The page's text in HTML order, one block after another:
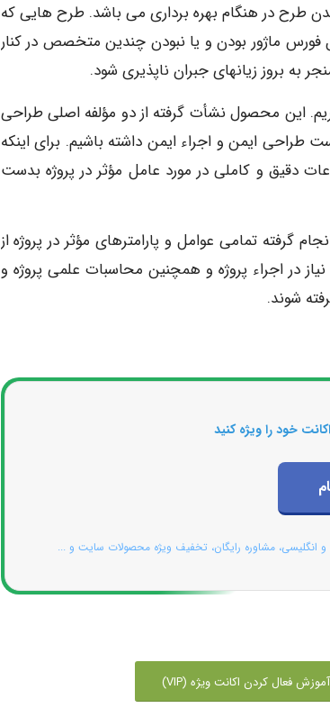
طرح در هنگام بهره برداری می باشد. طرح هایی که
ماژور بودن و یا نبودن چندین متخصص در کنار
بروز زیانهای جبران ناپذیری شود.
این محصول نشأت گرفته از دو مؤلفه اصلی طراحی
طراحی ایمن و اجراء ایمن داشته باشیم. برای اینکه
دقیق و کاملی در مورد عامل مؤثر در پروژه بدست
تمامی عوامل و پارامترهای مؤثر در پروژه از
در اجراء پروژه و همچنین محاسبات علمی پروژه و
شوند.
خود را ویژه کنید
انگلیسی، مشاوره رایگان، تخفیف ویژه محصولات سایت و ...
آموزش فعال کردن اکانت ویژه (VIP)